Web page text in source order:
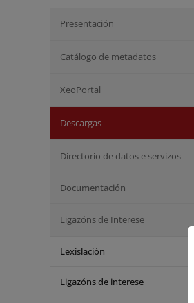
Presentación
Catálogo de metadatos
XeoPortal
Descargas
Directorio de datos e servizos
Documentación
Ligazóns de Interese
Lexislación
Ligazóns de interese